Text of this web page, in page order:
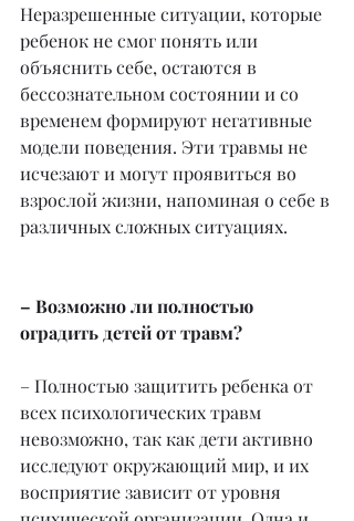
Неразрешенные ситуации, которые
ребенок не смог понять или
объяснить себе, остаются в
бессознательном состоянии и со
временем формируют негативные
модели поведения. Эти травмы не
исчезают и могут проявиться во
взрослой жизни, напоминая о себе в
различных сложных ситуациях.
– Возможно ли полностью
оградить детей от травм?
– Полностью защитить ребенка от
всех психологических травм
невозможно, так как дети активно
исследуют окружающий мир, и их
восприятие зависит от уровня